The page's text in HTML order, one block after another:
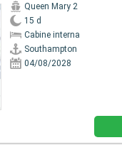
Queen Mary 2
15 d
Cabine interna
Southampton
04/08/2028